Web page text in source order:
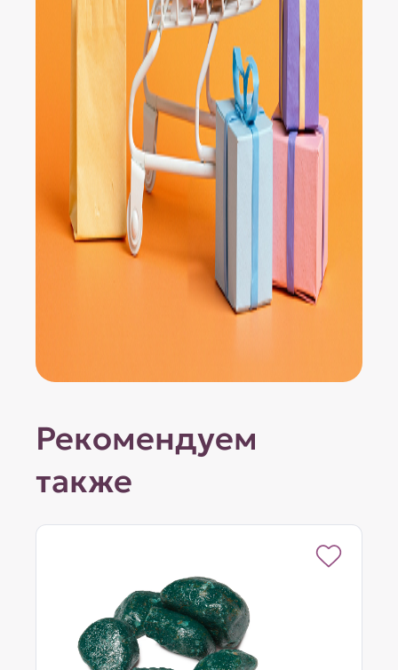
Рекомендуем
также